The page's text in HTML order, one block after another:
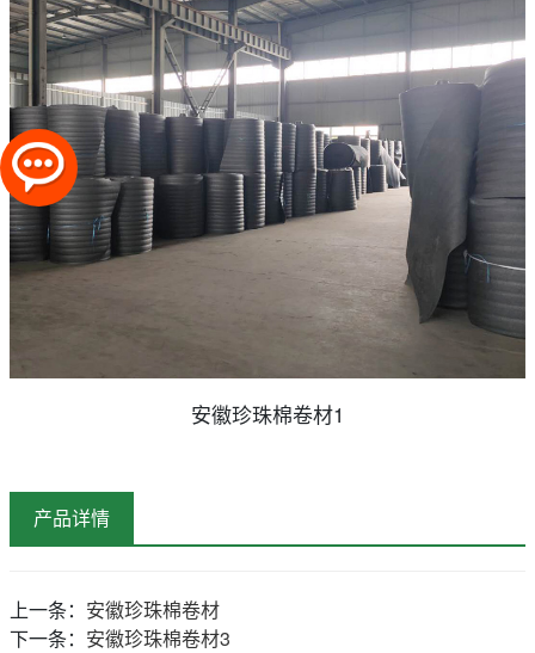
安徽珍珠棉卷材1
产品详情
上一条： 安徽珍珠棉卷材
下一条： 安徽珍珠棉卷材3